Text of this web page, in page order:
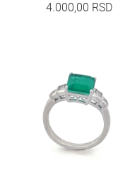
4.000,00 RSD